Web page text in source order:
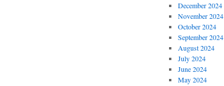
December 2024
November 2024
October 2024
September 2024
August 2024
July 2024
June 2024
May 2024